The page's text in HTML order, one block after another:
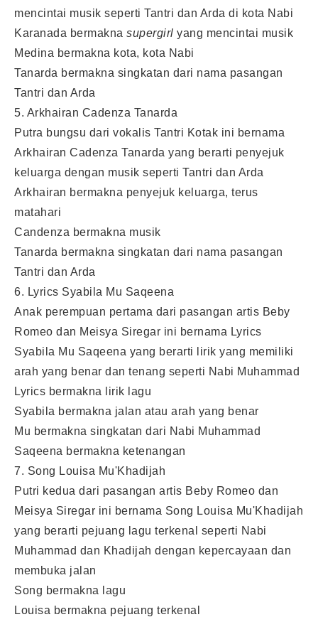
mencintai musik seperti Tantri dan Arda di kota Nabi
Karanada bermakna supergirl yang mencintai musik
Medina bermakna kota, kota Nabi
Tanarda bermakna singkatan dari nama pasangan
Tantri dan Arda
5. Arkhairan Cadenza Tanarda
Putra bungsu dari vokalis Tantri Kotak ini bernama
Arkhairan Cadenza Tanarda yang berarti penyejuk
keluarga dengan musik seperti Tantri dan Arda
Arkhairan bermakna penyejuk keluarga, terus
matahari
Candenza bermakna musik
Tanarda bermakna singkatan dari nama pasangan
Tantri dan Arda
6. Lyrics Syabila Mu Saqeena
Anak perempuan pertama dari pasangan artis Beby
Romeo dan Meisya Siregar ini bernama Lyrics
Syabila Mu Saqeena yang berarti lirik yang memiliki
arah yang benar dan tenang seperti Nabi Muhammad
Lyrics bermakna lirik lagu
Syabila bermakna jalan atau arah yang benar
Mu bermakna singkatan dari Nabi Muhammad
Saqeena bermakna ketenangan
7. Song Louisa Mu'Khadijah
Putri kedua dari pasangan artis Beby Romeo dan
Meisya Siregar ini bernama Song Louisa Mu'Khadijah
yang berarti pejuang lagu terkenal seperti Nabi
Muhammad dan Khadijah dengan kepercayaan dan
membuka jalan
Song bermakna lagu
Louisa bermakna pejuang terkenal